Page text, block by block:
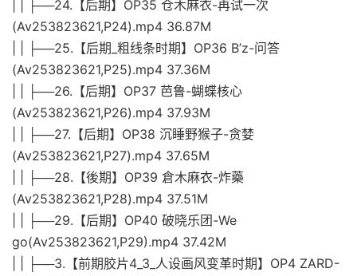
| | ├──24.【后期】OP35 仓木麻衣-再试一次
(Av253823621,P24).mp4 36.87M
| | ├──25.【后期_粗线条时期】OP36 B’z-问答
(Av253823621,P25).mp4 37.36M
| | ├──26.【后期】OP37 芭鲁-蝴蝶核心
(Av253823621,P26).mp4 37.93M
| | ├──27.【后期】OP38 沉睡野猴子-贪婪
(Av253823621,P27).mp4 37.65M
| | ├──28.【後期】OP39 倉木麻衣-炸藥
(Av253823621,P28).mp4 37.51M
| | ├──29.【后期】OP40 破晓乐团-We
go(Av253823621,P29).mp4 37.42M
| | ├──3.【前期胶片4_3_人设画风变革时期】OP4 ZARD-